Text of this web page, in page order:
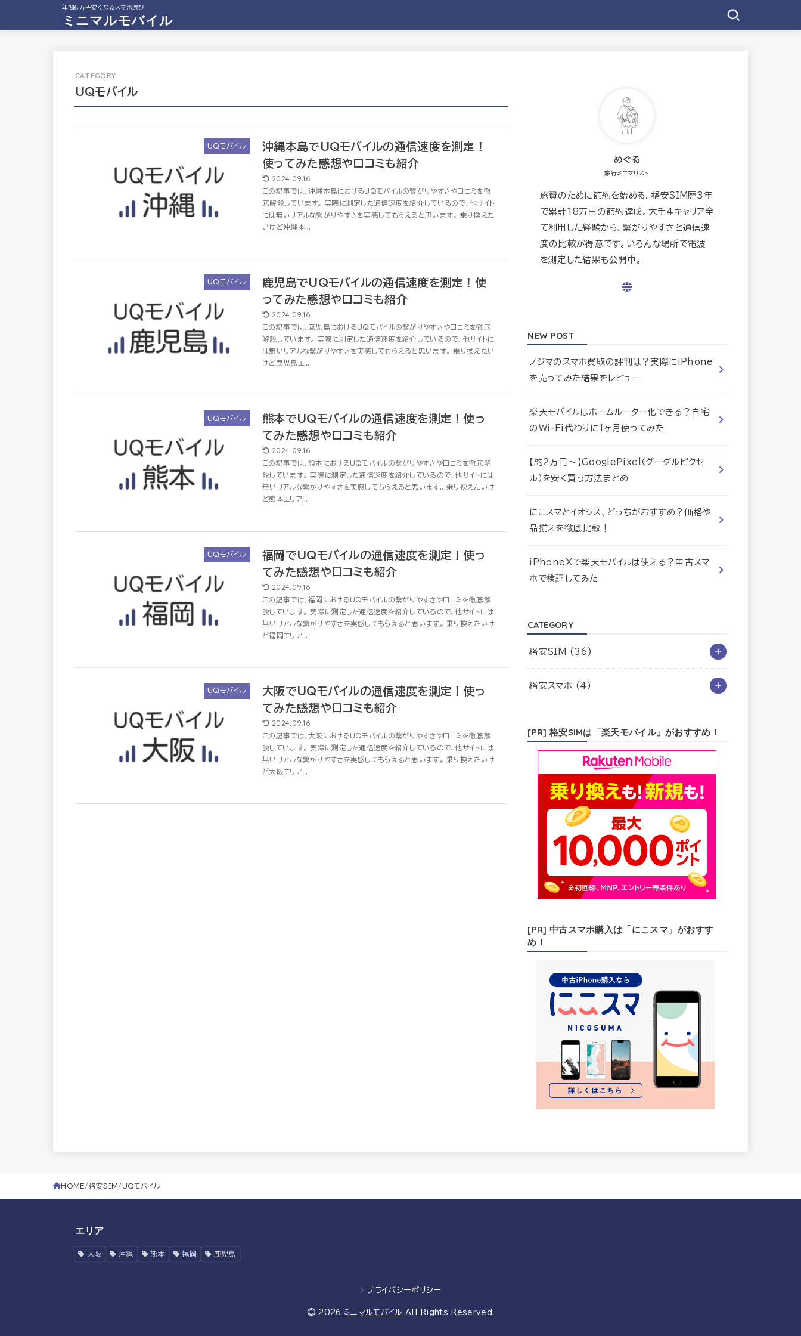
年間６万円安くなるスマホ選び
ミニマルモバイル
UQモバイル
UQモバイル
沖縄本島でUQモバイルの通信速度を測定！
使ってみた感想や口コミも紹介
2024.09.16
この記事では、沖縄本島におけるUQモバイルの繋がりやすさや口コミを徹
底解説しています。 実際に測定した通信速度を紹介しているので、他サイト
には無いリアルな繋がりやすさを実感してもらえると思います。 乗り換えた
いけど沖縄本...
UQモバイル
鹿児島でUQモバイルの通信速度を測定！使
ってみた感想や口コミも紹介
2024.09.16
この記事では、鹿児島におけるUQモバイルの繋がりやすさや口コミを徹底
解説しています。 実際に測定した通信速度を紹介しているので、他サイトに
は無いリアルな繋がりやすさを実感してもらえると思います。 乗り換えたい
けど鹿児島エ...
UQモバイル
熊本でUQモバイルの通信速度を測定！使っ
てみた感想や口コミも紹介
2024.09.16
この記事では、熊本におけるUQモバイルの繋がりやすさや口コミを徹底解
説しています。 実際に測定した通信速度を紹介しているので、他サイトには
無いリアルな繋がりやすさを実感してもらえると思います。 乗り換えたいけ
ど熊本エリア...
UQモバイル
福岡でUQモバイルの通信速度を測定！使っ
てみた感想や口コミも紹介
2024.09.16
この記事では、福岡におけるUQモバイルの繋がりやすさや口コミを徹底解
説しています。 実際に測定した通信速度を紹介しているので、他サイトには
無いリアルな繋がりやすさを実感してもらえると思います。 乗り換えたいけ
ど福岡エリア...
UQモバイル
大阪でUQモバイルの通信速度を測定！使っ
てみた感想や口コミも紹介
2024.09.16
この記事では、大阪におけるUQモバイルの繋がりやすさや口コミを徹底解
説しています。 実際に測定した通信速度を紹介しているので、他サイトには
無いリアルな繋がりやすさを実感してもらえると思います。 乗り換えたいけ
ど大阪エリア...
めぐる
旅行ミニマリスト
旅費のために節約を始める。格安SIM歴3年
で累計18万円の節約達成。大手4キャリア全
て利用した経験から、繋がりやすさと通信速
度の比較が得意です。いろんな場所で電波
を測定した結果も公開中。
NEW POST
ノジマのスマホ買取の評判は？実際にiPhone
を売ってみた結果をレビュー
楽天モバイルはホームルーター化できる？自宅
のWi-Fi代わりに1ヶ月使ってみた
【約2万円〜】GooglePixel（グーグルピクセ
ル）を安く買う方法まとめ
にこスマとイオシス、どっちがおすすめ？価格や
品揃えを徹底比較！
iPhoneXで楽天モバイルは使える？中古スマ
ホで検証してみた
CATEGORY
格安SIM (36)
格安スマホ (4)
[PR] 格安SIMは「楽天モバイル」がおすすめ！
[PR] 中古スマホ購入は「にこスマ」がおすす
め！
HOME 格安SIM UQモバイル
エリア
大阪 沖縄 熊本 福岡 鹿児島
プライバシーポリシー
© 2026 ミニマルモバイル All Rights Reserved.